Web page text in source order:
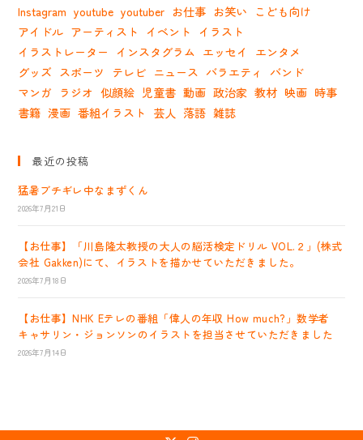
Instagram youtube youtuber お仕事 お笑い こども向け
アイドル アーティスト イベント
イラスト
イラストレーター
インスタグラム エッセイ
エンタメ
グッズ スポーツ テレビ ニュース バラエティ
バンド
マンガ ラジオ 似顔絵 児童書 動画 政治家 教材 映画 時事
書籍 漫画 番組イラスト 芸人 落語 雑誌
最近の投稿
猛暑ブチギレ中なまずくん
2026年7月21日
【お仕事】「川島隆太教授の大人の脳活検定ドリル VOL.２」(株式
会社 Gakken)にて、イラストを描かせていただきました。
2026年7月18日
【お仕事】NHK Eテレの番組「偉人の年収 How much?」数学者
キャサリン・ジョンソンのイラストを担当させていただきました
2026年7月14日